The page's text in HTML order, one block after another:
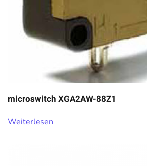
microswitch XGA2AW-88Z1
Weiterlesen